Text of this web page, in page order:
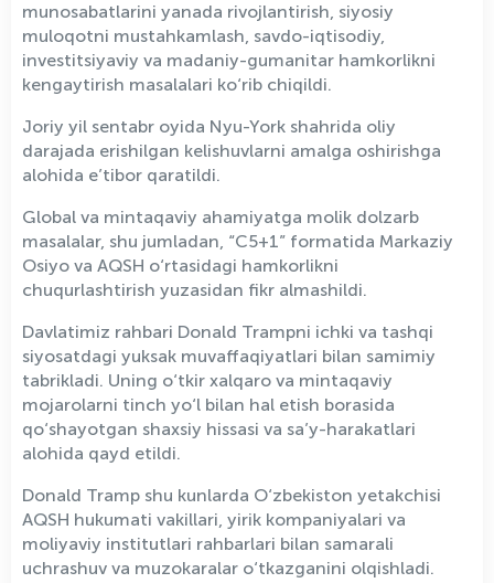
munosabatlarini yanada rivojlantirish, siyosiy
muloqotni mustahkamlash, savdo-iqtisodiy,
investitsiyaviy va madaniy-gumanitar hamkorlikni
kengaytirish masalalari ko‘rib chiqildi.
Joriy yil sentabr oyida Nyu-York shahrida oliy
darajada erishilgan kelishuvlarni amalga oshirishga
alohida e’tibor qaratildi.
Global va mintaqaviy ahamiyatga molik dolzarb
masalalar, shu jumladan, “C5+1” formatida Markaziy
Osiyo va AQSH o‘rtasidagi hamkorlikni
chuqurlashtirish yuzasidan fikr almashildi.
Davlatimiz rahbari Donald Trampni ichki va tashqi
siyosatdagi yuksak muvaffaqiyatlari bilan samimiy
tabrikladi. Uning o‘tkir xalqaro va mintaqaviy
mojarolarni tinch yo‘l bilan hal etish borasida
qo‘shayotgan shaxsiy hissasi va sa’y-harakatlari
alohida qayd etildi.
Donald Tramp shu kunlarda O‘zbekiston yetakchisi
AQSH hukumati vakillari, yirik kompaniyalari va
moliyaviy institutlari rahbarlari bilan samarali
uchrashuv va muzokaralar o‘tkazganini olqishladi.